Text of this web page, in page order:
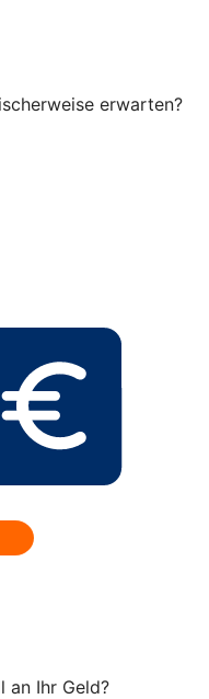
erwarten?
an Ihr Geld?